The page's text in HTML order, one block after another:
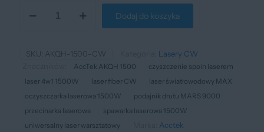
Urządzenie
AKQH
4w1
(Standard)
Dodaj do koszyka
SKU: AKQH-1500-CW
Lasery CW
AccTek AKQH 1500
czyszczenie spoin laserem
laser 4w1 1500W
laser fiber CW
laser światłowodowy MAX
oczyszczarka laserowa 1500W
podajnik drutu MARS 9000
przecinarka laserowa
spawarka laserowa 1500W
uniwersalny laser warsztatowy
Acctek